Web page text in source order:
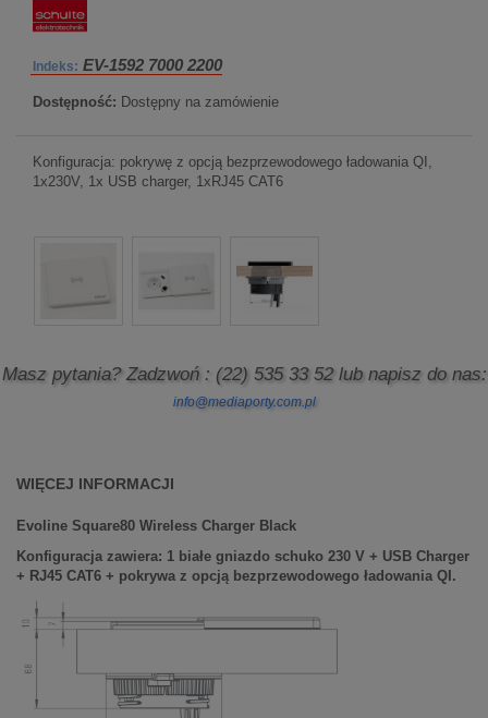
Indeks: EV-1592 7000 2200
Dostępność: Dostępny na zamówienie
Konfiguracja: pokrywę z opcją bezprzewodowego ładowania QI,
1x230V, 1x USB charger, 1xRJ45 CAT6
Masz pytania? Zadzwoń : (22) 535 33 52lub napisz do nas:
info@mediaporty.com.pl
WIĘCEJ INFORMACJI
Evoline Square80 Wireless Charger Black
Konfiguracja zawiera: 1 białe gniazdo schuko 230 V + USB Charger
+ RJ45 CAT6 + pokrywa z opcją bezprzewodowego ładowania QI.